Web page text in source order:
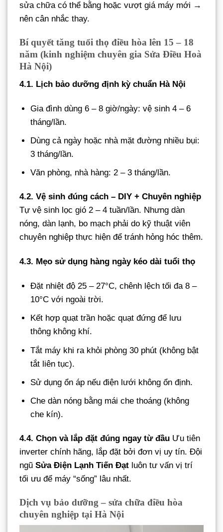
sửa chữa có thể bằng hoặc vượt giá máy mới →
nên cân nhắc thay.
Bí quyết tăng tuổi thọ điều hòa lên 15 – 18
năm (kinh nghiệm chuyên gia Sửa Điều Hoà
Hà Nội)
4.1. Lịch bảo dưỡng định kỳ chuẩn Hà Nội
Gia đình dùng 6 – 8 giờ/ngày: vệ sinh 4 – 6
tháng/lần.
Dùng cả ngày hoặc nhà mặt đường nhiều bụi:
3 tháng/lần.
Văn phòng, nhà hàng: 2 – 3 tháng/lần.
4.2. Vệ sinh đúng cách – DIY + Chuyên nghiệp
Tự vệ sinh lọc gió 2 – 4 tuần/lần. Nhưng dàn
nóng, dàn lạnh, bo mạch phải do kỹ thuật viên
chuyên nghiệp thực hiện để tránh hỏng hóc thêm.
4.3. Mẹo sử dụng hàng ngày kéo dài tuổi thọ
Đặt nhiệt độ 25 – 27°C, chênh lệch tối đa 8 –
10°C với ngoài trời.
Kết hợp quạt trần hoặc quạt đứng để lưu
thông không khí.
Tắt máy khi ra khỏi phòng 30 phút (không bật
tắt liên tục).
Sử dụng ổn áp nếu điện lưới không ổn định.
Che dàn nóng bằng mái che thoáng (không
che kín).
4.4. Chọn và lắp đặt đúng ngay từ đầu Ưu tiên
inverter chính hãng, lắp đặt bởi đơn vị uy tín. Đội
ngũ Sửa Điện Lạnh Tiến Đạt luôn tư vấn vị trí
tối ưu để máy “sống” lâu nhất.
Dịch vụ bảo dưỡng – sửa chữa điều hòa
chuyên nghiệp tại Hà Nội